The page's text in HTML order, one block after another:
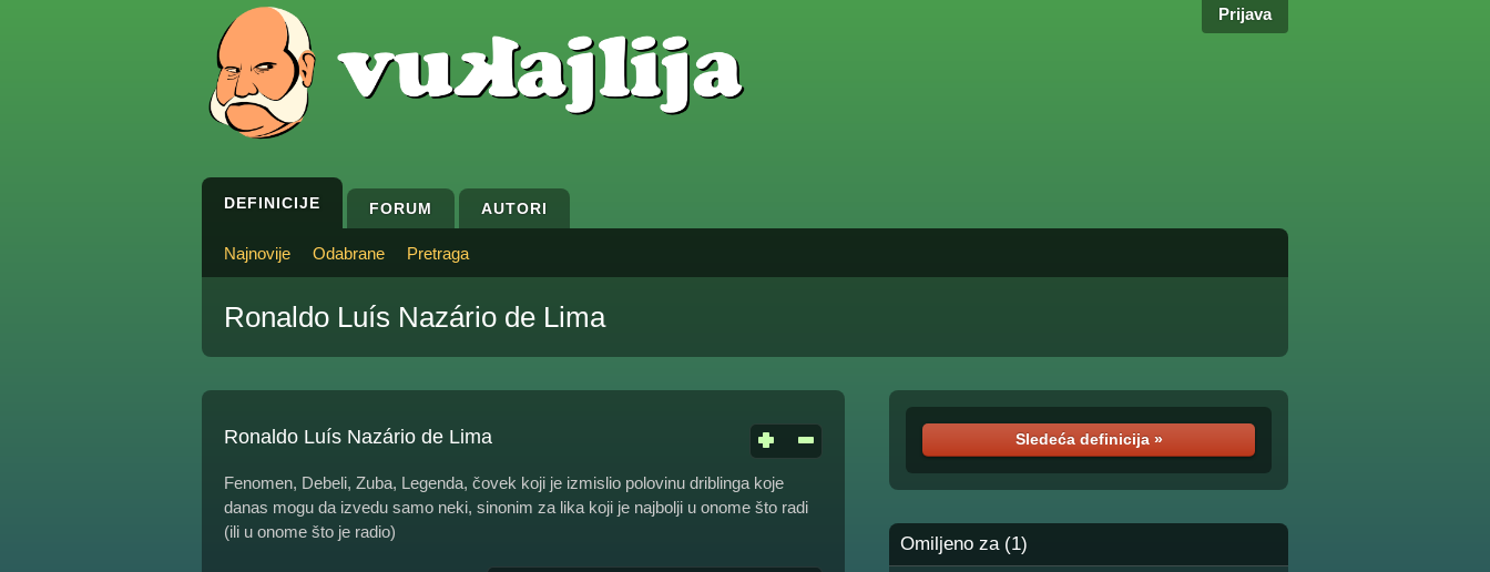
Prijava
DEFINICIJE FORUM AUTORI
Najnovije Odabrane Pretraga
Ronaldo Luís Nazário de Lima
Ronaldo Luís Nazário de Lima
Fenomen, Debeli, Zuba, Legenda, čovek koji je izmislio polovinu driblinga koje
danas mogu da izvedu samo neki, sinonim za lika koji je najbolji u onome što radi
(ili u onome što je radio)
Sledeća definicija »
Omiljeno za (1)